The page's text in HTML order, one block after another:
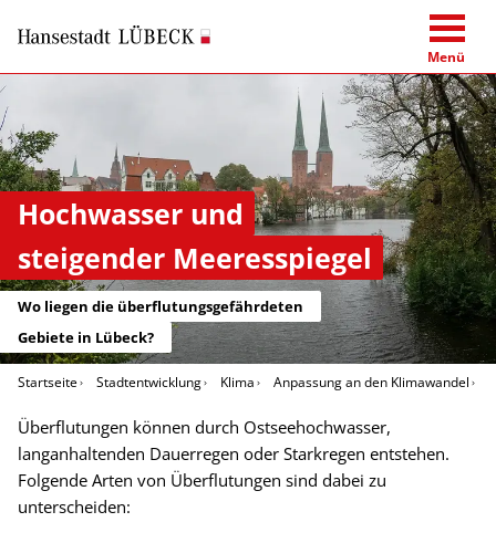
Menü
Hochwasser und
steigender Meeresspiegel
Wo liegen die überflutungsgefährdeten
Gebiete in Lübeck?
Startseite Stadtentwicklung Klima Anpassung an den Klimawandel
Überflutungen können durch Ostseehochwasser,
langanhaltenden Dauerregen oder Starkregen entstehen.
Folgende Arten von Überflutungen sind dabei zu
unterscheiden: